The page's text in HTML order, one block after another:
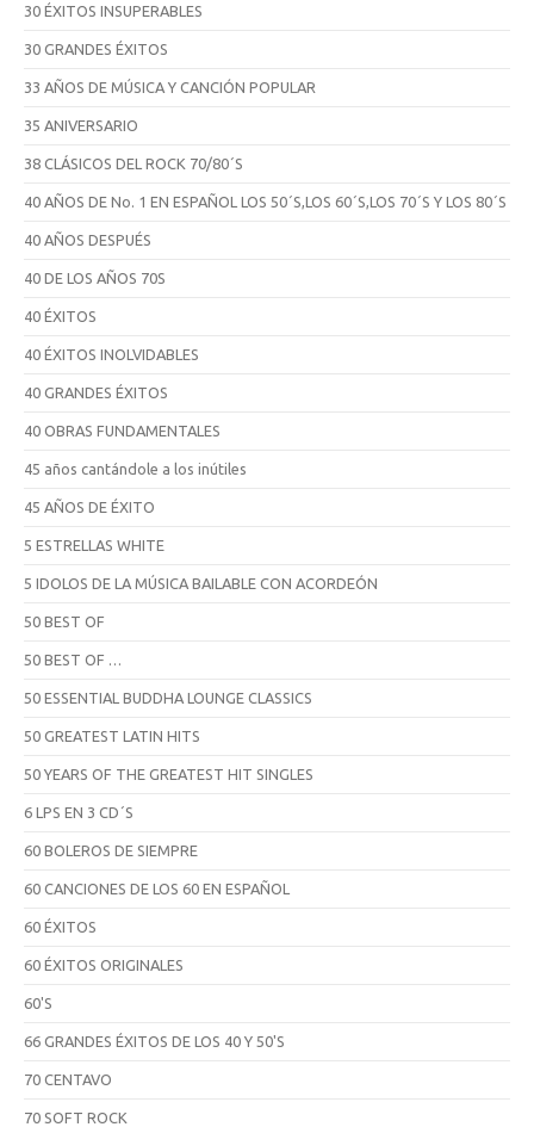
30 ÉXITOS INSUPERABLES
30 GRANDES ÉXITOS
33 AÑOS DE MÚSICA Y CANCIÓN POPULAR
35 ANIVERSARIO
38 CLÁSICOS DEL ROCK 70/80´S
40 AÑOS DE No. 1 EN ESPAÑOL LOS 50´S,LOS 60´S,LOS 70´S Y LOS 80´S
40 AÑOS DESPUÉS
40 DE LOS AÑOS 70S
40 ÉXITOS
40 ÉXITOS INOLVIDABLES
40 GRANDES ÉXITOS
40 OBRAS FUNDAMENTALES
45 años cantándole a los inútiles
45 AÑOS DE ÉXITO
5 ESTRELLAS WHITE
5 IDOLOS DE LA MÚSICA BAILABLE CON ACORDEÓN
50 BEST OF
50 BEST OF …
50 ESSENTIAL BUDDHA LOUNGE CLASSICS
50 GREATEST LATIN HITS
50 YEARS OF THE GREATEST HIT SINGLES
6 LPS EN 3 CD´S
60 BOLEROS DE SIEMPRE
60 CANCIONES DE LOS 60 EN ESPAÑOL
60 ÉXITOS
60 ÉXITOS ORIGINALES
60'S
66 GRANDES ÉXITOS DE LOS 40 Y 50'S
70 CENTAVO
70 SOFT ROCK